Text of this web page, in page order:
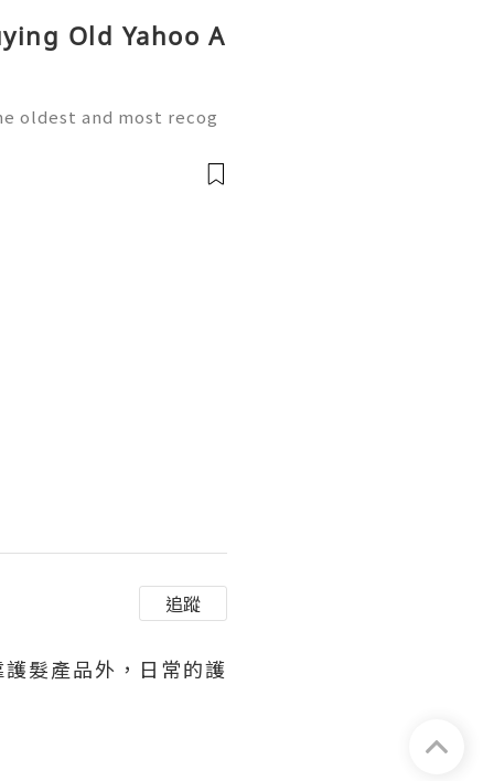
Old Yahoo A
oldest and most recog
communication se
追蹤
髮產品外，日常的護